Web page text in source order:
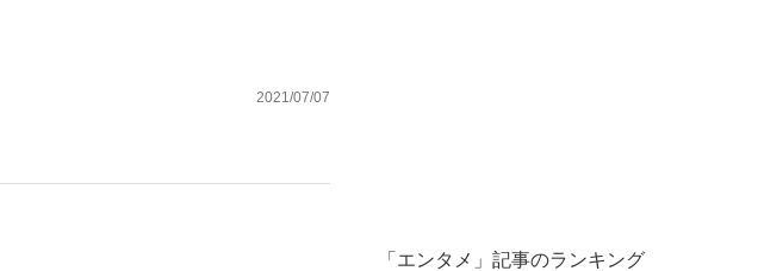
2021/07/07
「エンタメ」記事のランキング